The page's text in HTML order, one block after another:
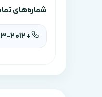
شماره‌های
+1-518-303-2012